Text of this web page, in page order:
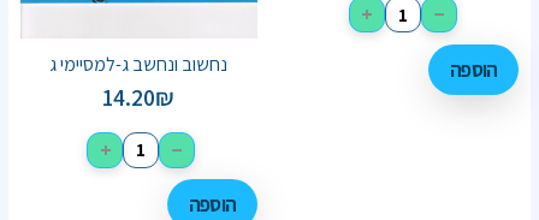
−
+
הוספה נחשוב ונחשב ג-למסיימי ג
14.20₪
−
+
הוספה